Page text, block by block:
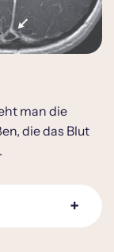
man die
die das Blut